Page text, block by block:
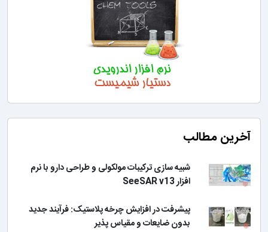
آخرین مطالب
شبیه سازی ترکیبات مولکولی و طراحی دارو با نرم
افزار SeeSAR v13
پیشرفت در افزایش چرخه پلاستیک: فرآیند جدید
بدون ضایعات و مقیاس پذیر